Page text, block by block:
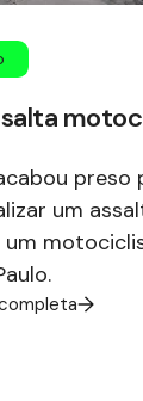
preso
um